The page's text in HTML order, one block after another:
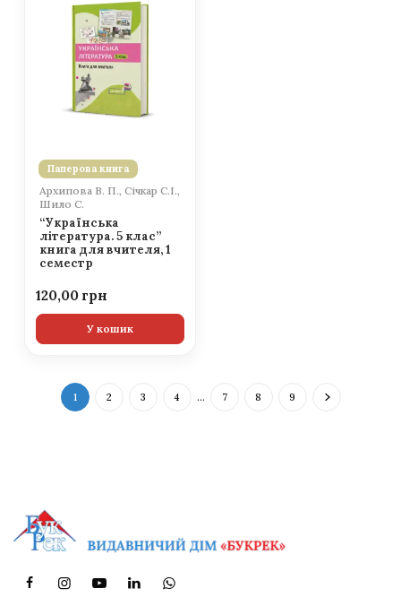
Паперова книга
Архипова В. П., Січкар С.І.,
Шило С.
“Українська
література. 5 клас”
книга для вчителя, 1
семестр
120,00
У кошик
1 2 3 4 … 7 8 9